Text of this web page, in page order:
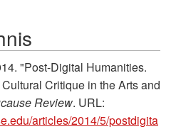
"Post-Digital Humanities.
Critique in the Arts and
Review. URL:
articles/2014/5/postdigita